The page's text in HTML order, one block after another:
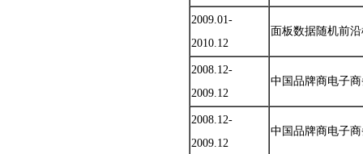
2009.01-
2010.12
面板数据随机前
2008.12-
2009.12
中国品牌商电子
2008.12-
2009.12
中国品牌商电子